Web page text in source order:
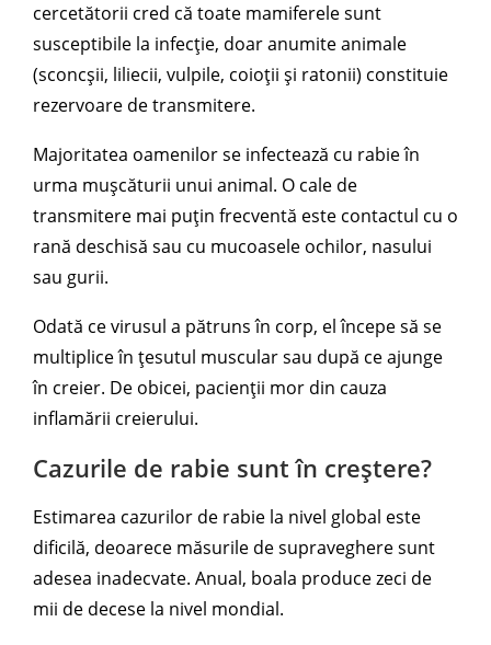
cercetătorii cred că toate mamiferele sunt
susceptibile la infecție, doar anumite animale
(sconcșii, liliecii, vulpile, coioții și ratonii) constituie
rezervoare de transmitere.
Majoritatea oamenilor se infectează cu rabie în
urma mușcăturii unui animal. O cale de
transmitere mai puțin frecventă este contactul cu o
rană deschisă sau cu mucoasele ochilor, nasului
sau gurii.
Odată ce virusul a pătruns în corp, el începe să se
multiplice în țesutul muscular sau după ce ajunge
în creier. De obicei, pacienții mor din cauza
inflamării creierului.
Cazurile de rabie sunt în creștere?
Estimarea cazurilor de rabie la nivel global este
dificilă, deoarece măsurile de supraveghere sunt
adesea inadecvate. Anual, boala produce zeci de
mii de decese la nivel mondial.